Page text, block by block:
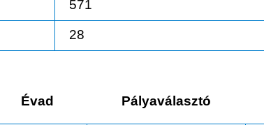
571
28
Évad Pályaválasztó